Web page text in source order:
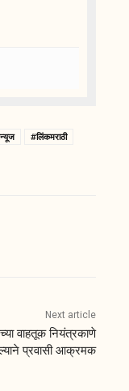
#लिंकमराठी
Next article
वाहतूक नियंत्रकाणे
प्रवासी आक्रमक